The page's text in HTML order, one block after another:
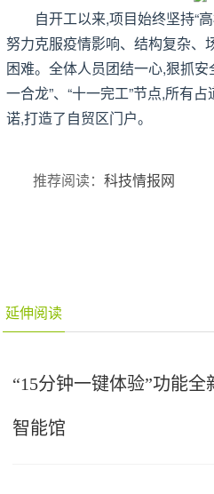
自开工以来,项目始终坚持“
努力克服疫情影响、结构复杂、
困难。全体人员团结一心,狠抓
一合龙”、“十一完工”节点,所有
诺,打造了自贸区门户。
推荐阅读：科技情报网
延伸阅读
“15分钟一键体验”功能
智能馆